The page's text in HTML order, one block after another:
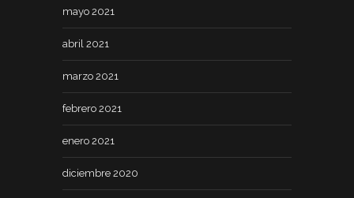
mayo 2021
abril 2021
marzo 2021
febrero 2021
enero 2021
diciembre 2020